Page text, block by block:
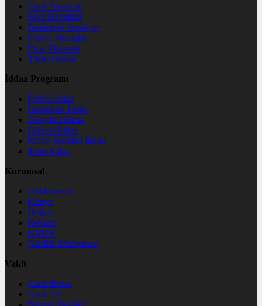
Canlı Sonuçlar
Spor Haberleri
Basketbol Sonuçlar
Futbol Sonuçlar
Puan Durumu
Tüm Oranlar
İddaa Programı
Futbol İddaa
Basketbol İddaa
Voleybol İddaa
Bilardo İddaa
Motor Sporları İddaa
Tenis İddaa
Kurumsal
Hakkımızda
Künye
İletişim
Reklam
KVKK
Gizlilik Sözleşmesi
Vakit
Canlı Borsa
Canlı TV